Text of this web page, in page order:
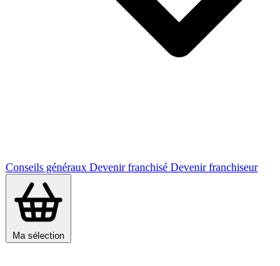
Conseils généraux Devenir franchisé Devenir franchiseur
Ma sélection